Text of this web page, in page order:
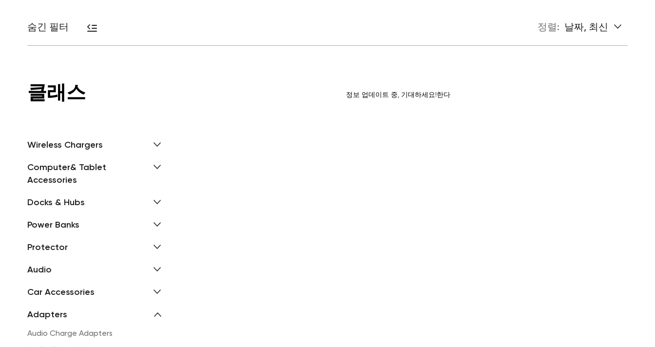
숨긴 필터 정렬: 날짜, 최신
클래스
Wireless Chargers
Computer& Tablet
Accessories
Docks & Hubs
Power Banks
Protector
Audio
Car Accessories
Adapters
Audio Charge Adapters
정보 업데이트 중, 기대하세요!한다